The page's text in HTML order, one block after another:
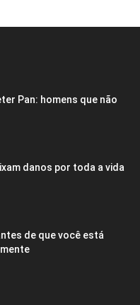
Pan: homens que não
danos por toda a vida
de que você está